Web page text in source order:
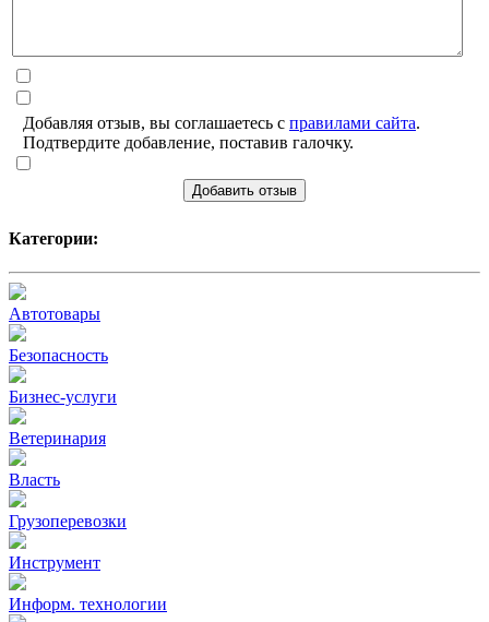
Добавляя отзыв, вы соглашаетесь с правилами сайта.
Подтвердите добавление, поставив галочку.
Добавить отзыв
Категории:
Автотовары
Безопасность
Бизнес-услуги
Ветеринария
Власть
Грузоперевозки
Инструмент
Информ. технологии